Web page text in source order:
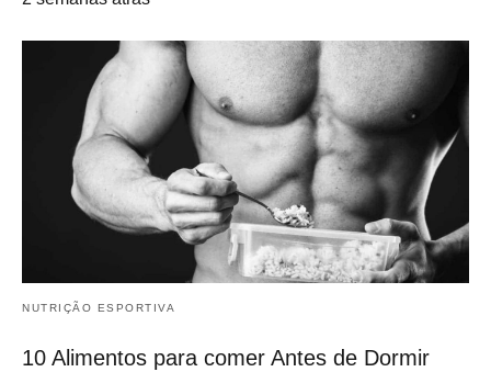
NUTRIÇÃO ESPORTIVA
10 Alimentos para comer Antes de Dormir